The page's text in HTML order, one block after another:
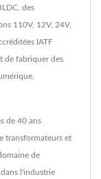
des
110V, 12V, 24V,
IATF
de fabriquer des
de 40 ans
transformateurs et
de
l'industrie